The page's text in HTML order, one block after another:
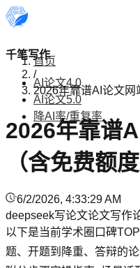
千笔写作
AI论文4.0
AI论文5.0
降AI率/重复率
首页
/
2026年靠谱AI论文网
2026年靠谱
（含免费额
6/2/2026, 4:33:29 AM
deepseek写论文论文写作
以下是当前学术圈口碑
题、开题到降重、答辩的